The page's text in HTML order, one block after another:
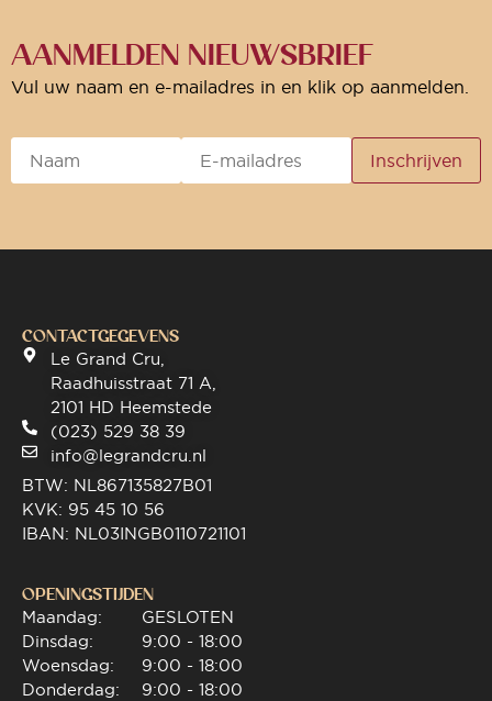
AANMELDEN NIEUWSBRIEF
Vul uw naam en e-mailadres in en klik op aanmelden.
CONTACTGEGEVENS
Le Grand Cru,
Raadhuisstraat 71 A,
2101 HD Heemstede
(023) 529 38 39
info@legrandcru.nl
BTW: NL867135827B01
KVK: 95 45 10 56
IBAN: NL03INGB0110721101
OPENINGSTIJDEN
Maandag:
Dinsdag:
Woensdag:
Donderdag:
GESLOTEN
9:00 - 18:00
9:00 - 18:00
9:00 - 18:00